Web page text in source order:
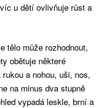
u dětí ovlivňuje růst a
tělo může rozhodnout,
obětuje některé
a nohou, uši, nos,
na minus dva stupně
vypadá leskle, brní a